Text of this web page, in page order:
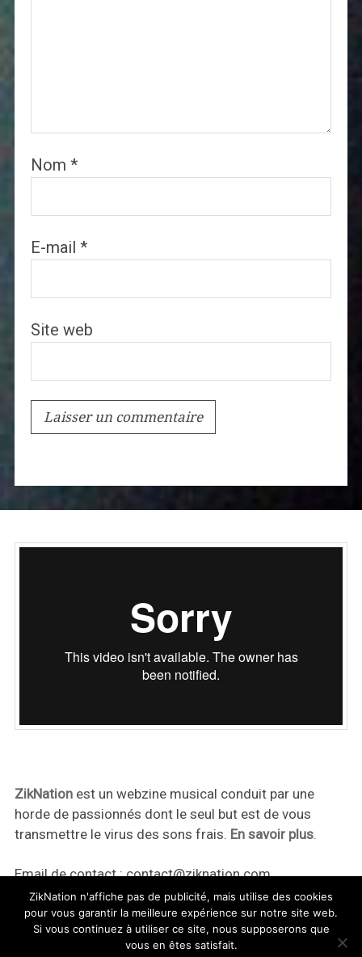
Nom *
E-mail *
Site web
ZikNationest un webzine musical conduit par une
horde de passionnés dont le seul but est de vous
transmettre le virus des sons frais. En savoir plus.
Email de contact :contact@ziknation.com
ZikNation n'affiche pas de publicité, mais utilise des cookies
pour vous garantir la meilleure expérience sur notre site web.
Si vous continuez à utiliser ce site, nous supposerons que
vous en êtes satisfait.